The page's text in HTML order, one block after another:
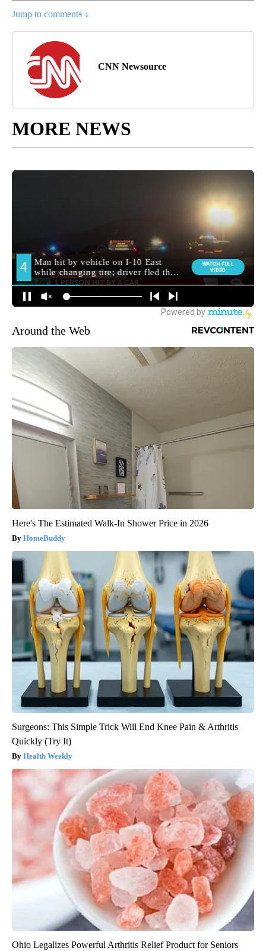
Jump to comments ↓
CNN Newsource
MORE NEWS
Around the Web
Here's The Estimated Walk-In Shower Price in 2026
HomeBuddy
Surgeons: This Simple Trick Will End Knee Pain & Arthritis
Quickly (Try It)
Health Weekly
Ohio Legalizes Powerful Arthritis Relief Product for Seniors